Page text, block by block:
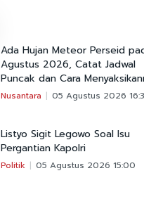
Ada Hujan Meteor Perseid
Agustus 2026, Catat Jadwal
Puncak dan Cara
Nusantara 05 Agustus 2026
Listyo Sigit Legowo Soal Isu
Pergantian Kapolri
Politik 05 Agustus 2026 15:00